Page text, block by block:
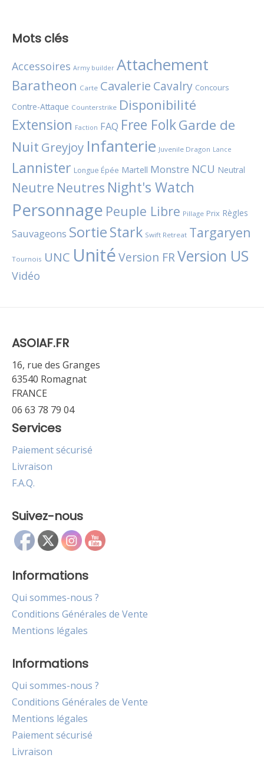
Mots clés
Accessoires Army builder Attachement
Baratheon Carte Cavalerie Cavalry Concours
Contre-Attaque Counterstrike Disponibilité
Extension Faction FAQ Free FolkGarde de
Nuit Greyjoy Infanterie Juvenile Dragon Lance
Lannister Longue Épée Martell Monstre NCU Neutral
Neutre Neutres Night's Watch
Personnage Peuple Libre Pillage Prix Règles
Sauvageons SortieStark Swift Retreat Targaryen
Tournois UNC UnitéVersion FRVersion US
Vidéo
ASOIAF.FR
16, rue des Granges
63540 Romagnat
FRANCE
06 63 78 79 04
Services
Paiement sécurisé
Livraison
F.A.Q.
Suivez-nous
Informations
Qui sommes-nous ?
Conditions Générales de Vente
Mentions légales
Informations
Qui sommes-nous ?
Conditions Générales de Vente
Mentions légales
Paiement sécurisé
Livraison